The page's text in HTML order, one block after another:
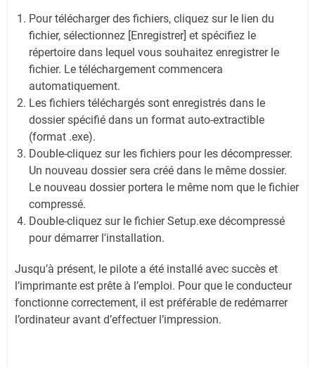
Pour télécharger des fichiers, cliquez sur le lien du
fichier, sélectionnez [Enregistrer] et spécifiez le
répertoire dans lequel vous souhaitez enregistrer le
fichier. Le téléchargement commencera
automatiquement.
Les fichiers téléchargés sont enregistrés dans le
dossier spécifié dans un format auto-extractible
(format .exe).
Double-cliquez sur les fichiers pour les décompresser.
Un nouveau dossier sera créé dans le même dossier.
Le nouveau dossier portera le même nom que le fichier
compressé.
Double-cliquez sur le fichier Setup.exe décompressé
pour démarrer l'installation.
Jusqu’à présent, le pilote a été installé avec succès et
l’imprimante est prête à l’emploi. Pour que le conducteur
fonctionne correctement, il est préférable de redémarrer
l’ordinateur avant d’effectuer l’impression.